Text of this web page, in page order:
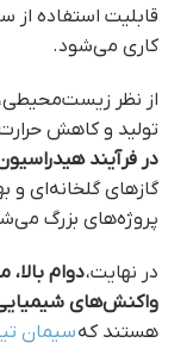
قابلیت استفاده
کاری می‌شود.
تولید و کاهش
در فرآیند
گازهای گلخانه‌ای و
پروژه‌های بزرگ
در نهایت،دوام بالا،
واکنش‌های
هستند کهسیمان